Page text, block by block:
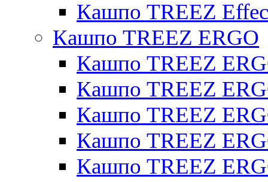
Кашпо TREEZ
Кашпо TREEZ ERGO
Кашпо TREEZ
Кашпо TREEZ
Кашпо TREEZ
Кашпо TREEZ
Кашпо TREEZ